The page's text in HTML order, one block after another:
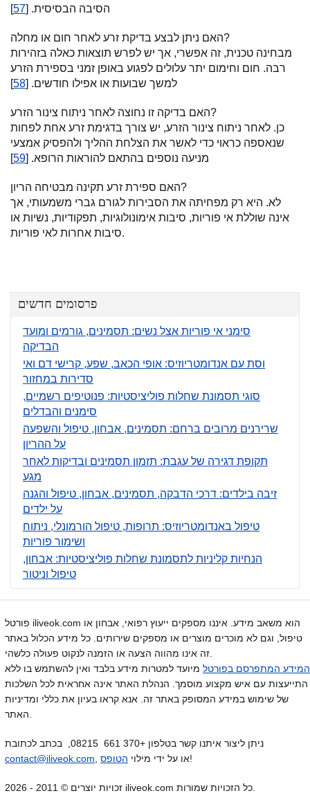
הסיבה הבסיסית. [57
]
האם ניתן לבצע בדיקת זרע לאחר חום או מחלה?
מבחינה טכנית, זה אפשרי, אך יש לפרש תוצאות כאלה בזהירות
רבה. חום וחימום יתר עלולים לפגוע באופן זמני בספירת הזרע
למשך שבועות או אפילו חודשים. [58
]
האם בדיקה זו נחוצה לאחר ניתוח צינור הזרע?
כן. לאחר ניתוח צינור הזרע, יש צורך בדגימת זרע אחת לפחות
שנאספה כראוי כדי לאשר את הצלחת ההליך ולהפסיק אמצעי
מניעה נוספים בהתאם להוראות הרופא. [59
]
האם ספירת זרע תקינה מבטיחה הריון?
לא. היא רק מפחיתה את הסבירות לגורם גברי משמעותי, אך
אינה שוללת אי פוריות, סיבות אימונולוגיות, תפקודיות, נשיות או
סיבות אחרות לאי פוריות.
פרסומים חדשים
סימני אי פוריות אצל נשים: תסמינים, גורמים ומועד
הבדיקה
וסת עם אנדומטריוזיס: אופי הכאב, שפע, קרישי דם ואי
סדירות במחזור
סוגי תסמונת שחלות פוליציסטיות: פנוטיפים רשמיים,
סימנים והבדלים
שרירנים מרובים ברחם: תסמינים, אבחון, טיפול והשפעה
על ההריון
תקופת דגירה של עגבת: תזמון תסמינים ובדיקות לאחר
מגע
זיבה בילדים: דרכי הדבקה, תסמינים, אבחון, טיפול והגנה
על ילדים
טיפול באנדומטריוזיס: תרופות, טיפול הורמונלי, ניתוח
ושימור פוריות
הנחיות קליניות לתסמונת שחלות פוליציסטיות: אבחון,
טיפול וניטור
פורטל iliveok.com הוא משאב מידע. איננו מספקים ייעוץ רפואי, אבחון או
טיפול, וגם לא מוכרים מוצרים או מספקים שירותים. כל מידע הכלול באתר
המידע המתפרסם בפורטל מיועד למטרות מידע בלבד ואין להשתמש בו ללא
התייעצות עם איש מקצוע מוסמך. הנהלת האתר אינה אחראית לכל השלכות
של שימוש במידע המסופק באתר זה. אנא קראו בעיון את כללי ומדיניות
ניתן ליצור איתנו קשר בטלפון +370 661 08215, בכתב לכתובת
contact@iliveok.com
, או על ידי מילוי הטופס !